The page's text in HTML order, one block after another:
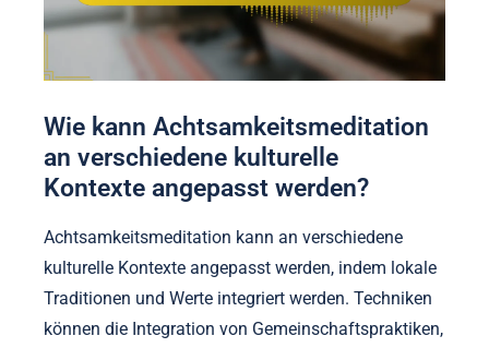
Wie kann Achtsamkeitsmeditation
an verschiedene kulturelle
Kontexte angepasst werden?
Achtsamkeitsmeditation kann an verschiedene
kulturelle Kontexte angepasst werden, indem lokale
Traditionen und Werte integriert werden. Techniken
können die Integration von Gemeinschaftspraktiken,